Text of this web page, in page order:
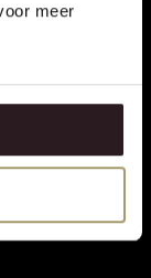
meer